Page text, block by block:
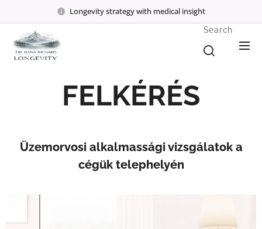
Longevity strategy with medical insight
Search
FELKÉRÉS
Üzemorvosi alkalmassági vizsgálatok a
cégük telephelyén